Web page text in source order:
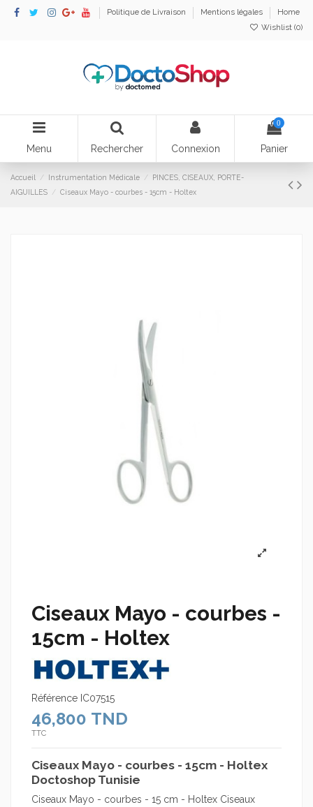
Politique de Livraison Mentions légales
Home
Wishlist (0)
Menu Rechercher Connexion
0
Panier
Accueil Instrumentation Médicale
PINCES, CISEAUX, PORTE-
AIGUILLES
Ciseaux Mayo - courbes - 15cm - Holtex
Ciseaux Mayo - courbes -
15cm - Holtex
Référence IC07515
46,800 TND
TTC
Ciseaux Mayo - courbes - 15cm - Holtex
Doctoshop Tunisie
Ciseaux Mayo - courbes - 15 cm - Holtex Ciseaux